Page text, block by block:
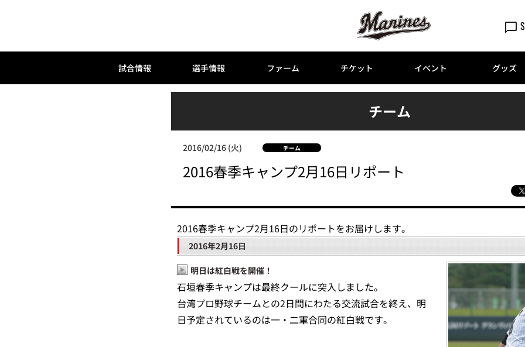
試合情報 選手情報 ファーム チケット イベント グッズ
チーム
2016/02/16 (火) チーム
2016春季キャンプ2月16日リポート
2016春季キャンプ2月16日のリポートをお届けします。
2016年2月16日
明日は紅白戦を開催！
石垣春季キャンプは最終クールに突入しました。
台湾プロ野球チームとの2日間にわたる交流試合を終え、明
日予定されているのは一・二軍合同の紅白戦です。